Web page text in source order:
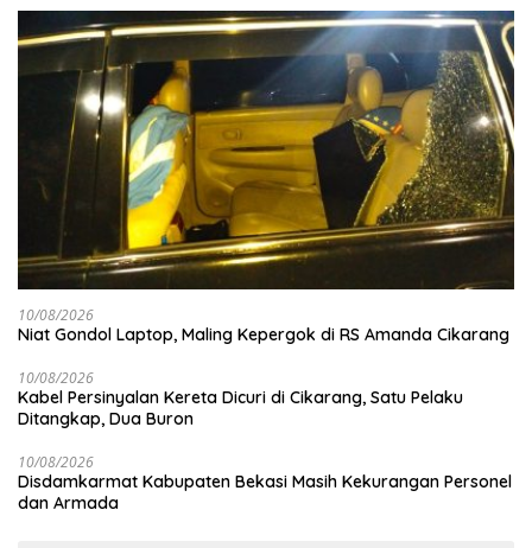
10/08/2026
Niat Gondol Laptop, Maling Kepergok di RS Amanda Cikarang
10/08/2026
Kabel Persinyalan Kereta Dicuri di Cikarang, Satu Pelaku
Ditangkap, Dua Buron
10/08/2026
Disdamkarmat Kabupaten Bekasi Masih Kekurangan Personel
dan Armada